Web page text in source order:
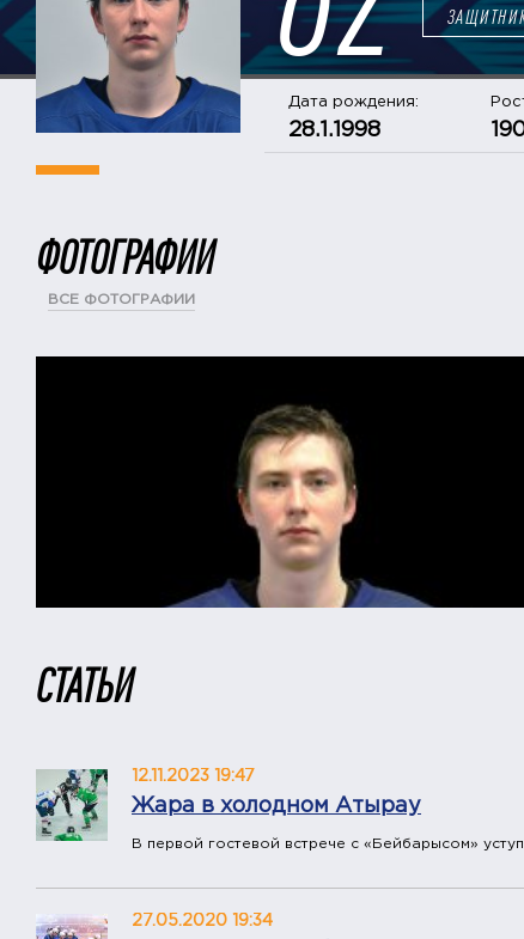
Дата рождения:
28.1.1998
ФОТОГРАФИИ
ВСЕ ФОТОГРАФИИ
СТАТЬИ
12.11.2023 19:47
Жара в холодном Атырау
В первой гостевой встрече с «Бейбарысом»
27.05.2020 19:34